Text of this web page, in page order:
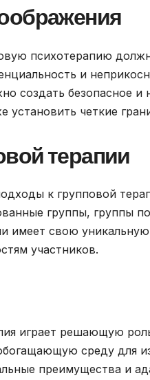
психотерапию
и
создать безопасное
четкие
терапии
к групповой
группы, группы
имеет свою
участников.
играет решающую
среду для
преимущества и